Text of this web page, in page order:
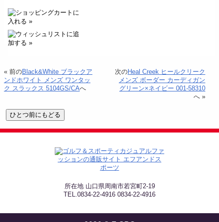
« 前のBlack&White ブラックア
ンドホワイト メンズ ワンタッ
ク スラックス 5104GS/CAへ
次のHeal Creek ヒールクリーク
メンズ ボーダー カーディガン
グリーン×ネイビー 001-58310
へ »
所在地 山口県周南市若宮町2-19
TEL.0834-22-4916 0834-22-4916